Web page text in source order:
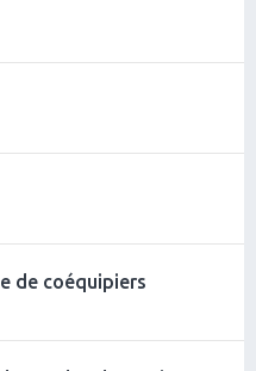
de coéquipiers